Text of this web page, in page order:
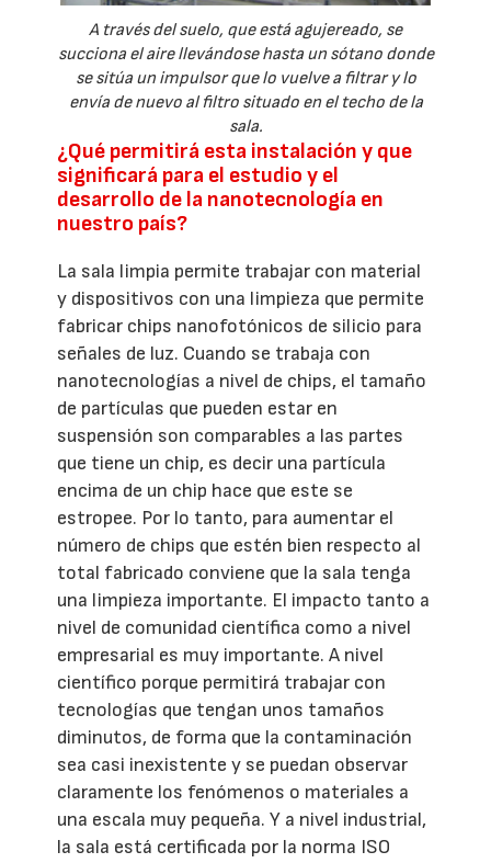
A través del suelo, que está agujereado, se
succiona el aire llevándose hasta un sótano donde
se sitúa un impulsor que lo vuelve a filtrar y lo
envía de nuevo al filtro situado en el techo de la
sala.
¿Qué permitirá esta instalación y que
significará para el estudio y el
desarrollo de la nanotecnología en
nuestro país?
La sala limpia permite trabajar con material
y dispositivos con una limpieza que permite
fabricar chips nanofotónicos de silicio para
señales de luz. Cuando se trabaja con
nanotecnologías a nivel de chips, el tamaño
de partículas que pueden estar en
suspensión son comparables a las partes
que tiene un chip, es decir una partícula
encima de un chip hace que este se
estropee. Por lo tanto, para aumentar el
número de chips que estén bien respecto al
total fabricado conviene que la sala tenga
una limpieza importante. El impacto tanto a
nivel de comunidad científica como a nivel
empresarial es muy importante. A nivel
científico porque permitirá trabajar con
tecnologías que tengan unos tamaños
diminutos, de forma que la contaminación
sea casi inexistente y se puedan observar
claramente los fenómenos o materiales a
una escala muy pequeña. Y a nivel industrial,
la sala está certificada por la norma ISO